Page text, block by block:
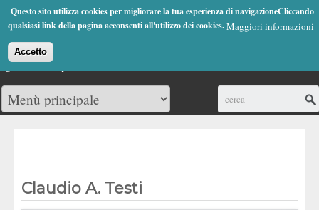
Questo sito utilizza cookies per migliorare la tua esperienza di navigazioneCliccando
qualsiasi link della pagina acconsenti all'utilizzo dei cookies.Maggiori informazioni
Accetto
Jump to Navigation
(0)
Claudio A. Testi